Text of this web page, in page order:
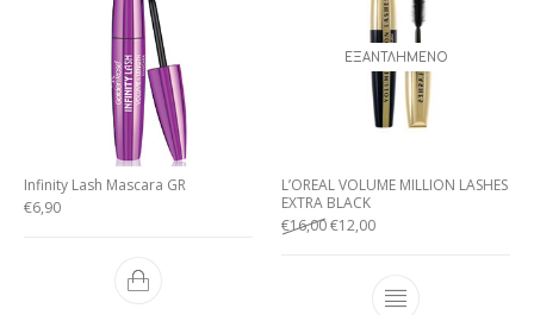
Infinity Lash Mascara GR
€6,90
ΕΞΑΝΤΛΗΜΈΝΟ
L’OREAL VOLUME MILLION LASHES
EXTRA BLACK
€16,00€12,00